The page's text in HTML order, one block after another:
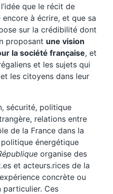
que le récit de
à écrire, et que sa
sur la crédibilité dont
proposant une vision
la société française, et
et les sujets qui
les citoyens dans leur
sécurité, politique
relations entre
de la France dans la
énergétique
organise des
et acteurs.rices de la
concrète ou
particulier. Ces